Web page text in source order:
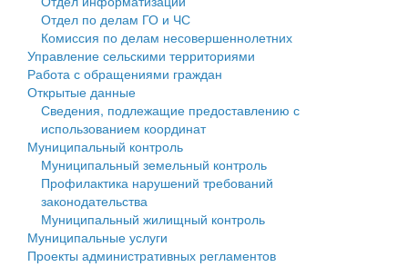
Социальная защита
Фотоальбом
Муниципальные услуги
Проекты административных регламентов
Антимонопольный комплаенс
Противодействие коррупции
Информационная поддержка субъектов малого и
среднего предпринимательства
Муниципальные программы
Контрольно-счетная палата
Персональные данные
Оценка регулирующего воздействия
Деятельность МУ
Нормативы градостроительного проектирования
Отдел по делам ГО и ЧС
Комиссия по делам несовершеннолетних
Управление сельскими территориями
Работа с обращениями граждан
Открытые данные
Сведения, подлежащие предоставлению с
использованием координат
Муниципальный контроль
Муниципальный земельный контроль
Профилактика нарушений требований
законодательства
Муниципальный жилищный контроль
Муниципальные услуги
Проекты административных регламентов